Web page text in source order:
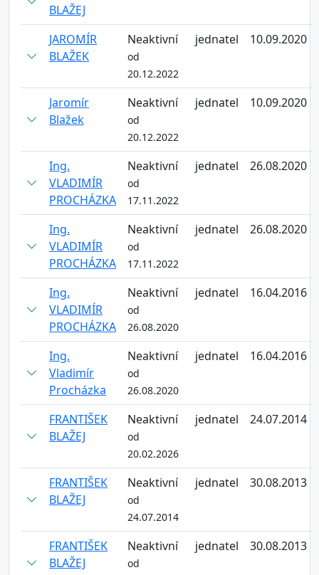
BLAŽEJ
JAROMÍR
BLAŽEK
Neaktivní
od
20.12.2022
jednatel 10.09.2020
Jaromír
Blažek
Neaktivní
od
20.12.2022
jednatel 10.09.2020
Ing.
VLADIMÍR
PROCHÁZKA
Neaktivní
od
17.11.2022
jednatel 26.08.2020
Ing.
VLADIMÍR
PROCHÁZKA
Neaktivní
od
17.11.2022
jednatel 26.08.2020
Ing.
VLADIMÍR
PROCHÁZKA
Neaktivní
od
26.08.2020
jednatel 16.04.2016
Ing.
Vladimír
Procházka
Neaktivní
od
26.08.2020
jednatel 16.04.2016
FRANTIŠEK
BLAŽEJ
Neaktivní
od
20.02.2026
jednatel 24.07.2014
FRANTIŠEK
BLAŽEJ
Neaktivní
od
24.07.2014
jednatel 30.08.2013
FRANTIŠEK
BLAŽEJ
Neaktivní
od
jednatel 30.08.2013